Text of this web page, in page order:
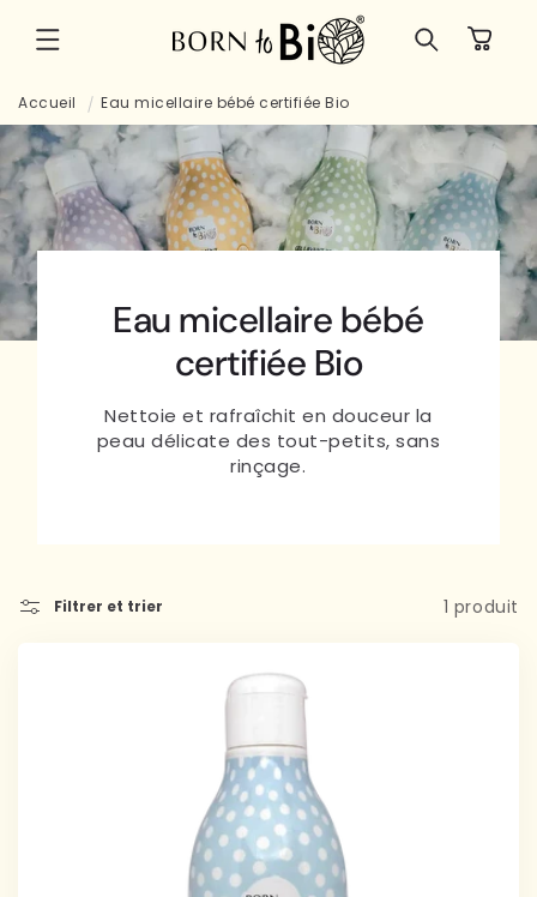
passer
au
Panier
Accueil Eau micellaire bébé certifiée Bio
Eau micellaire bébé
certifiée Bio
Nettoie et rafraîchit en douceur la
peau délicate des tout-petits, sans
rinçage.
Filtrer et trier 1 produit